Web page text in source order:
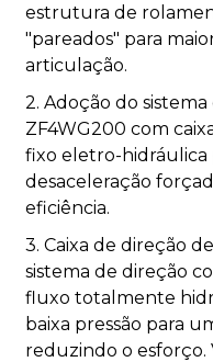
estrutura de
"pareados" para
articulação.
2. Adoção do
ZF4WG200 com
fixo eletro-hidráulica
desaceleração
eficiência.
3. Caixa de direção
sistema de direção
fluxo totalmente
baixa pressão para
reduzindo o esforço.